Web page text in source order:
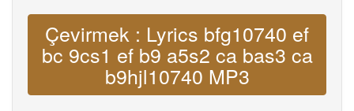
Çevirmek : Lyrics bfg10740 ef
bc 9cs1 ef b9 a5s2 ca bas3 ca
b9hjl10740 MP3